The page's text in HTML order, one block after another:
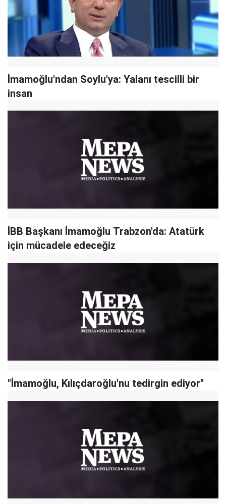
İmamoğlu'ndan Soylu'ya: Yalanı tescilli bir
insan
İBB Başkanı İmamoğlu Trabzon'da: Atatürk
için mücadele edeceğiz
"İmamoğlu, Kılıçdaroğlu'nu tedirgin ediyor"